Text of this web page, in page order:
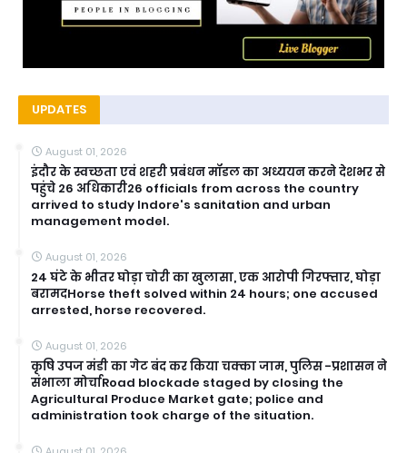
UPDATES
August 01, 2026
इंदौर के स्वच्छता एवं शहरी प्रबंधन मॉडल का अध्ययन करने देशभर से
पहुंचे 26 अधिकारी26 officials from across the country
arrived to study Indore's sanitation and urban
management model.
August 01, 2026
24 घंटे के भीतर घोड़ा चोरी का खुलासा, एक आरोपी गिरफ्तार, घोड़ा
बरामदHorse theft solved within 24 hours; one accused
arrested, horse recovered.
August 01, 2026
कृषि उपज मंडी का गेट बंद कर किया चक्का जाम, पुलिस -प्रशासन ने
संभाला मोर्चाRoad blockade staged by closing the
Agricultural Produce Market gate; police and
administration took charge of the situation.